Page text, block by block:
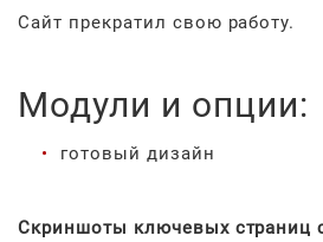
Сайт прекратил свою работу.
Модули и опции:
готовый дизайн
Скриншоты ключевых страниц